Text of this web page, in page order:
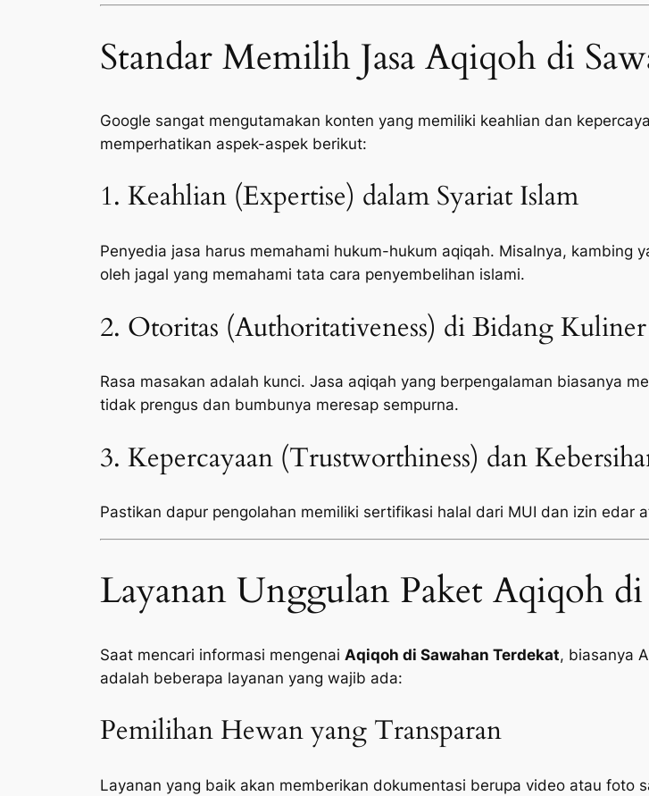
Standar Memilih Jasa Aqiqoh di
Google sangat mengutamakan konten yang memiliki keahlian dan
memperhatikan aspek-aspek berikut:
1. Keahlian (Expertise) dalam Syariat Islam
Penyedia jasa harus memahami hukum-hukum aqiqah. Misalnya, kambing
oleh jagal yang memahami tata cara penyembelihan islami.
2. Otoritas (Authoritativeness) di Bidang Kuliner
Rasa masakan adalah kunci. Jasa aqiqah yang berpengalaman biasanya
tidak prengus dan bumbunya meresap sempurna.
3. Kepercayaan (Trustworthiness) dan
Pastikan dapur pengolahan memiliki sertifikasi halal dari MUI dan izin
Layanan Unggulan Paket Aqiqoh
Saat mencari informasi mengenai Aqiqoh di Sawahan Terdekat, biasanya
adalah beberapa layanan yang wajib ada:
Pemilihan Hewan yang Transparan
Layanan yang baik akan memberikan dokumentasi berupa video atau foto